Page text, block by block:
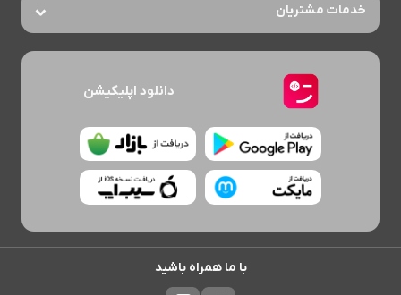
خدمات مشتریان
دانلود اپلیکیشن
با ما همراه باشید